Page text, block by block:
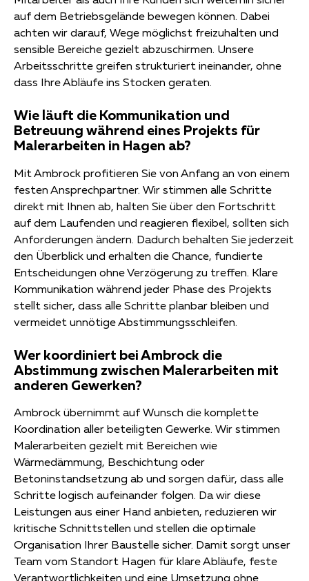
auf dem Betriebsgelände bewegen können. Dabei
achten wir darauf, Wege möglichst freizuhalten und
sensible Bereiche gezielt abzuschirmen. Unsere
Arbeitsschritte greifen strukturiert ineinander, ohne
dass Ihre Abläufe ins Stocken geraten.
Wie läuft die Kommunikation und
Betreuung während eines Projekts für
Malerarbeiten in Hagen ab?
Mit Ambrock profitieren Sie von Anfang an von einem
festen Ansprechpartner. Wir stimmen alle Schritte
direkt mit Ihnen ab, halten Sie über den Fortschritt
auf dem Laufenden und reagieren flexibel, sollten sich
Anforderungen ändern. Dadurch behalten Sie jederzeit
den Überblick und erhalten die Chance, fundierte
Entscheidungen ohne Verzögerung zu treffen. Klare
Kommunikation während jeder Phase des Projekts
stellt sicher, dass alle Schritte planbar bleiben und
vermeidet unnötige Abstimmungsschleifen.
Wer koordiniert bei Ambrock die
Abstimmung zwischen Malerarbeiten mit
anderen Gewerken?
Ambrock übernimmt auf Wunsch die komplette
Koordination aller beteiligten Gewerke. Wir stimmen
Malerarbeiten gezielt mit Bereichen wie
Wärmedämmung, Beschichtung oder
Betoninstandsetzung ab und sorgen dafür, dass alle
Schritte logisch aufeinander folgen. Da wir diese
Leistungen aus einer Hand anbieten, reduzieren wir
kritische Schnittstellen und stellen die optimale
Organisation Ihrer Baustelle sicher. Damit sorgt unser
Team vom Standort Hagen für klare Abläufe, feste
Verantwortlichkeiten und eine Umsetzung ohne